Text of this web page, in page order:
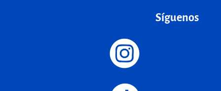
Síguenos